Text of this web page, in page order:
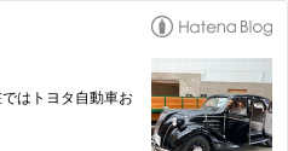
はトヨタ自動車お